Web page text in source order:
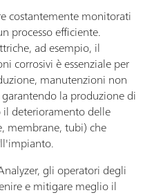
costantemente monitorati
processo efficiente.
ad esempio, il
corrosivi è essenziale per
manutenzioni non
la produzione di
deterioramento delle
membrane, tubi) che
gli operatori degli
e mitigare meglio il